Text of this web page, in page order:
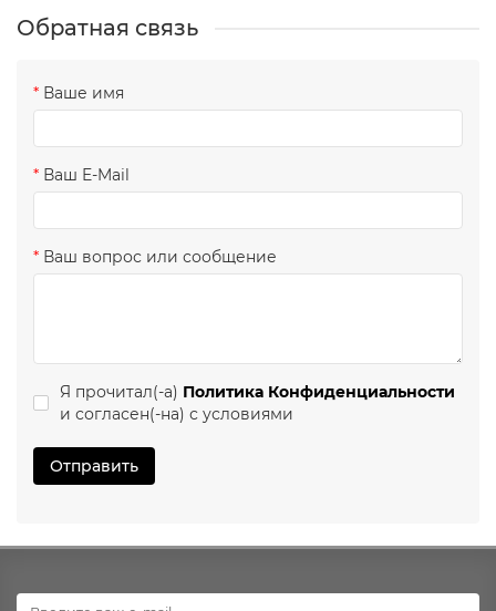
Обратная связь
Ваше имя
Ваш E-Mail
Ваш вопрос или сообщение
Я прочитал(-а) Политика Конфиденциальности
и согласен(-на) с условиями
Отправить